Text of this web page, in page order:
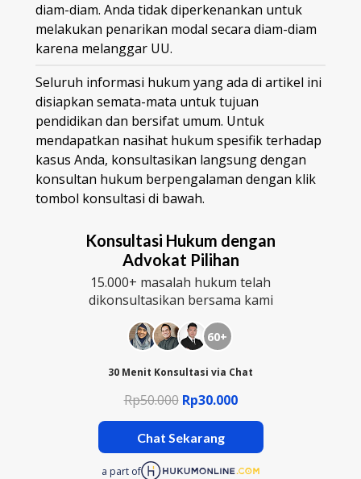
diam-diam. Anda tidak diperkenankan untuk
melakukan penarikan modal secara diam-diam
karena melanggar UU.
Seluruh informasi hukum yang ada di artikel ini
disiapkan semata-mata untuk tujuan
pendidikan dan bersifat umum. Untuk
mendapatkan nasihat hukum spesifik terhadap
kasus Anda, konsultasikan langsung dengan
konsultan hukum berpengalaman dengan klik
tombol konsultasi di bawah.
Konsultasi Hukum dengan
Advokat Pilihan
15.000+ masalah hukum telah
dikonsultasikan bersama kami
60+
30 Menit Konsultasi via Chat
Rp50.000 Rp30.000
Chat Sekarang
a part of